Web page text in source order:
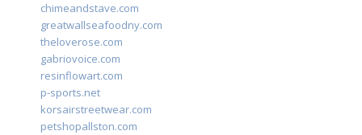
chimeandstave.com
greatwallseafoodny.com
theloverose.com
gabriovoice.com
resinflowart.com
p-sports.net
korsairstreetwear.com
petshopallston.com